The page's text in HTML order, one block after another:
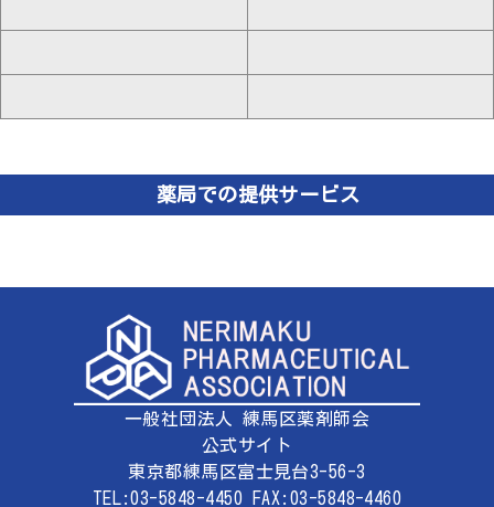
薬局での提供サービス
一般社団法人 練馬区薬剤師会
公式サイト
東京都練馬区富士見台3-56-3
TEL:03-5848-4450 FAX:03-5848-4460